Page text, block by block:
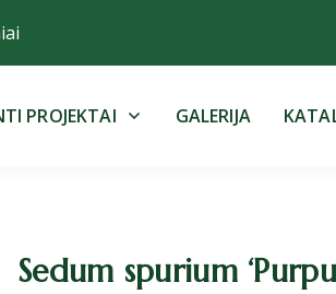
PROJEKTAI GALERIJA
Sedum spurium